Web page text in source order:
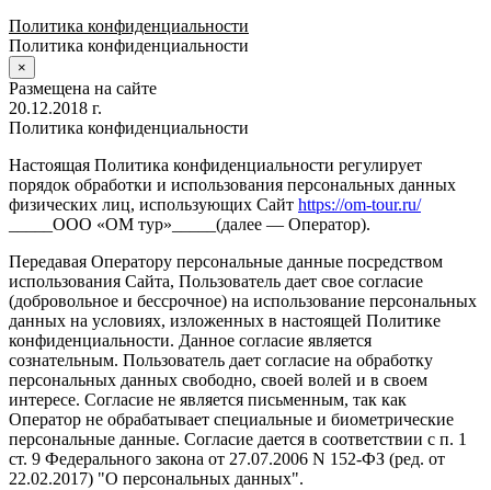
Политика конфиденциальности
Политика конфиденциальности
×
Размещена на сайте
20.12.2018 г.
Политика конфиденциальности
Настоящая Политика конфиденциальности регулирует
порядок обработки и использования персональных данных
физических лиц, использующих Сайт https://om-tour.ru/
_____ООО «ОМ тур»_____(далее — Оператор).
Передавая Оператору персональные данные посредством
использования Сайта, Пользователь дает свое согласие
(добровольное и бессрочное) на использование персональных
данных на условиях, изложенных в настоящей Политике
конфиденциальности. Данное согласие является
сознательным. Пользователь дает согласие на обработку
персональных данных свободно, своей волей и в своем
интересе. Согласие не является письменным, так как
Оператор не обрабатывает специальные и биометрические
персональные данные. Согласие дается в соответствии с п. 1
ст. 9 Федерального закона от 27.07.2006 N 152-ФЗ (ред. от
22.02.2017) "О персональных данных".